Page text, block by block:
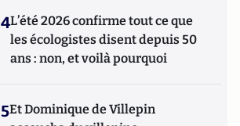
4L’été 2026 confirme tout ce que
les écologistes disent depuis 50
ans : non, et voilà pourquoi
5Et Dominique de Villepin